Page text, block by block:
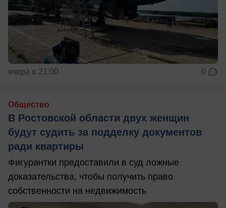
вчера в 21:00 0
Общество
В Ростовской области двух женщин
будут судить за подделку документов
ради квартиры
Фигурантки предоставили в суд ложные
доказательства, чтобы получить право
собственности на недвижимость